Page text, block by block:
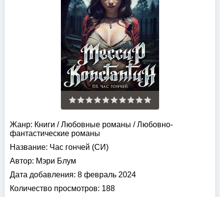
Жанр: Книги /Любовные романы /Любовно-
фантастические романы
Название: Час гончей (СИ)
Автор: Мэри Блум
Дата добавления: 8 февраль 2024
Количество просмотров: 188